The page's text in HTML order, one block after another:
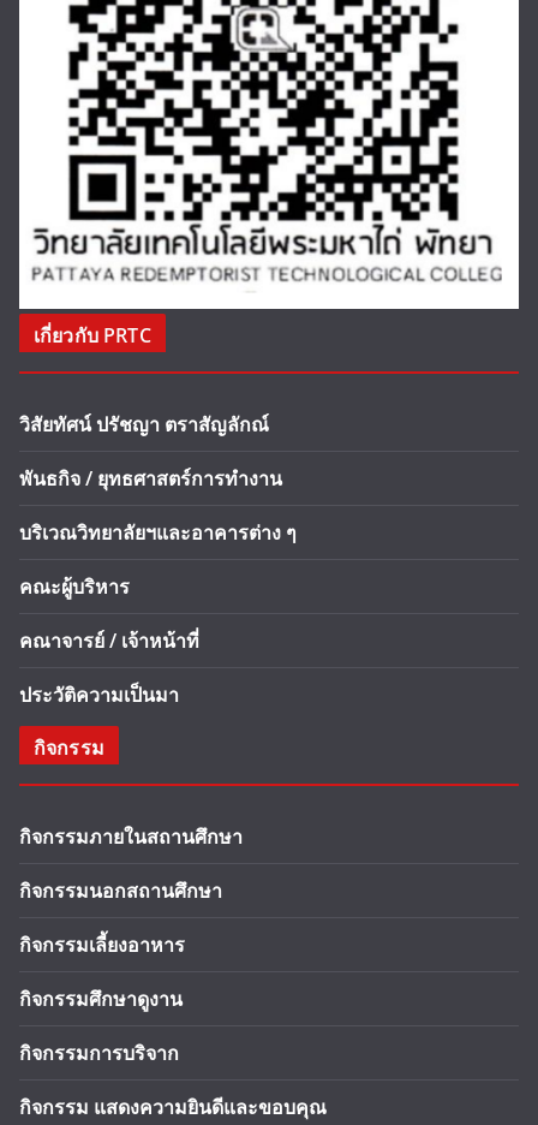
เกี่ยวกับ PRTC
วิสัยทัศน์ ปรัชญา ตราสัญลักณ์
พันธกิจ / ยุทธศาสตร์การทำงาน
บริเวณวิทยาลัยฯและอาคารต่าง ๆ
คณะผู้บริหาร
คณาจารย์ / เจ้าหน้าที่
ประวัติความเป็นมา
กิจกรรม
กิจกรรมภายในสถานศึกษา
กิจกรรมนอกสถานศึกษา
กิจกรรมเลี้ยงอาหาร
กิจกรรมศึกษาดูงาน
กิจกรรมการบริจาก
กิจกรรม แสดงความยินดีและขอบคุณ